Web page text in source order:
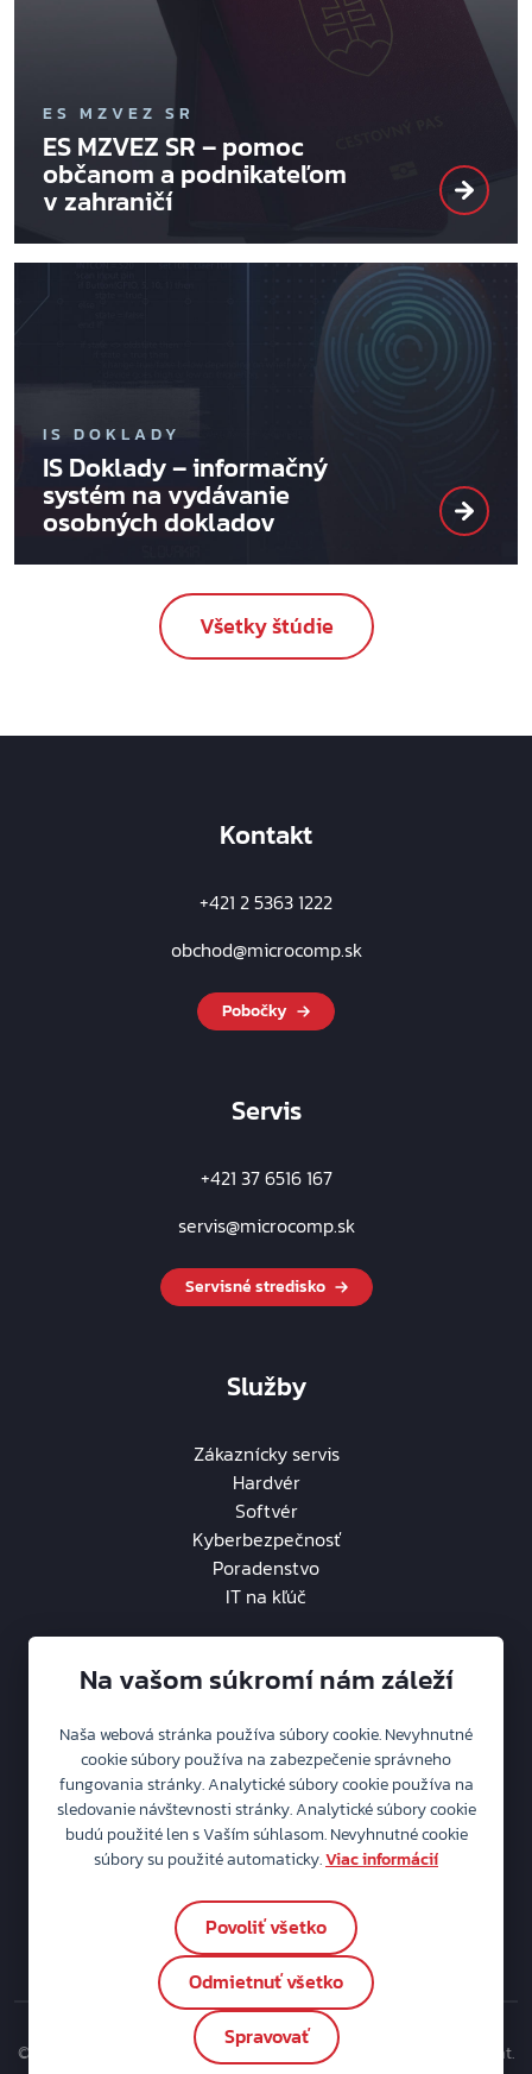
ES MZVEZ SR
ES MZVEZ SR – pomoc
občanom a podnikateľom
v zahraničí
IS DOKLADY
IS Doklady – informačný
systém na vydávanie
osobných dokladov
Všetky štúdie
Kontakt
+421 2 5363 1222
obchod@microcomp.sk
Pobočky
Servis
+421 37 6516 167
servis@microcomp.sk
Servisné stredisko
Služby
Zákaznícky servis
Hardvér
Softvér
Kyberbezpečnosť
Poradenstvo
IT na kľúč
O spoločnosti
Aktuality
Kariéra
2
Ochrana osobných údajov
Politika IMS
Súbory cookie
Nastavenia cookie
© MICROCOMP - Computersystém s r.o. - Váš pevný bod vo svete dát.
Na vašom súkromí nám záleží
Naša webová stránka používa súbory cookie. Nevyhnutné
cookie súbory používa na zabezpečenie správneho
fungovania stránky. Analytické súbory cookie používa na
sledovanie návštevnosti stránky. Analytické súbory cookie
budú použité len s Vaším súhlasom. Nevyhnutné cookie
súbory su použité automaticky.Viac informácií
Povoliť všetko
Odmietnuť všetko
Spravovať